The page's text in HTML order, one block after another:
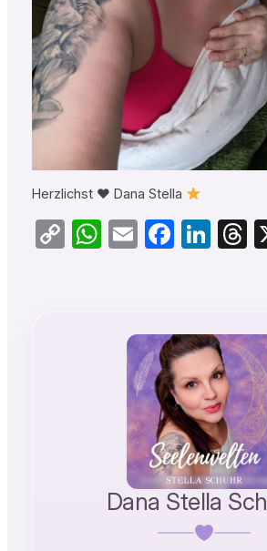
Herzlichst ♥️ Dana Stella
CopyWhatsApp
Email
Dana Stella